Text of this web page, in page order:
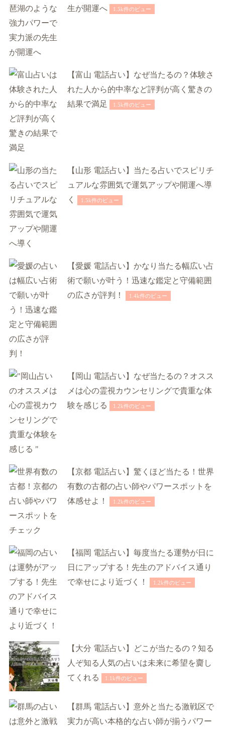
生が開運へ
1.5k件のビュー
【富山 電話占い】なぜ当たるの？体験さ
れた人から的中率など評判が高く驚きの
結果で満足
1.5k件のビュー
【山形 電話占い】当たる占いでスピリチ
ュアルな雰囲気で運気アップや開運へ導
く
1.5k件のビュー
【愛媛 電話占い】かなり当たる幅広い占
術で願いが叶う！迅速な鑑定と守備範囲
の広さが評判！
1.4k件のビュー
【岡山 電話占い】なぜ当たるの？オスス
メは心の霊視カウンセリングで貴重な体
験を感じる
1.2k件のビュー
【京都 電話占い】驚くほど当たる！世界
有数の古都の占い師やパワースポットを
体感せよ！
1.2k件のビュー
【福岡 電話占い】毎度当たる運勢が日に
日にアップする！先生のアドバイス通り
で幸せにより近づく！
1.2k件のビュー
【大分 電話占い】どこが当たるの？知る
人ぞ知る人気の占いは未来に希望を齎し
てくれる
1.1k件のビュー
【群馬 電話占い】意外と当たる激戦区で
実力が高い本格的な占い師が揃うパワー